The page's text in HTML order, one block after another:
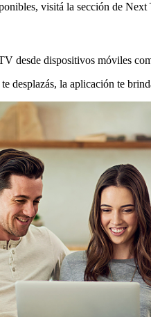
visitá la sección de Next
desde dispositivos móviles
desplazás, la aplicación te